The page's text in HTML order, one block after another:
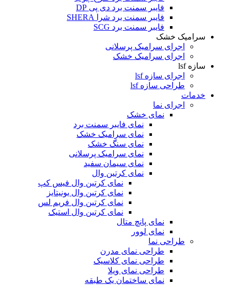
فایبر سمنت برد دی پی DP
فایبر سمنت برد شرا SHERA
فایبر سمنت برد SCG
سرامیک خشک
اجرای سرامیک پرسلانی
اجرای سرامیک خشک
سازه lsf
اجرای سازه lsf
طراحی سازه lsf
خدمات
اجرای نما
نمای خشک
نمای فایبر سمنت برد
نمای سرامیک خشک
نمای سنگ خشک
نمای سرامیک پرسلانی
نمای سیمان سفید
نمای کرتین وال
نمای کرتین وال فیس کپ
نمای کرتین وال یونیتایز
نمای کرتین وال فریم لس
نمای کرتین وال استیک
نمای پانچ متال
نمای لوور
طراحی نما
طراحی نمای مدرن
طراحی نمای کلاسیک
طراحی نمای ویلا
نمای ساختمان یک طبقه